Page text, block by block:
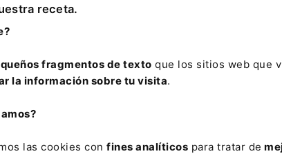
receta.
fragmentos de texto que los sitios web que
la información sobre tu visita.
las cookies con fines analíticos para tratar de